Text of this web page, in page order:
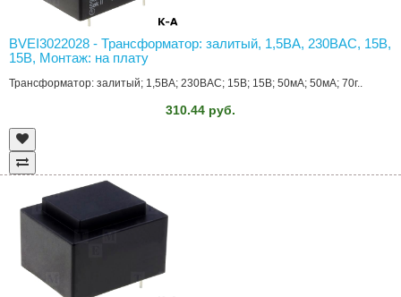
BVEI3022028 - Трансформатор: залитый, 1,5ВА, 230ВAC, 15В,
15В, Монтаж: на плату
Трансформатор: залитый; 1,5ВА; 230ВAC; 15В; 15В; 50мА; 50мА; 70г..
310.44 руб.